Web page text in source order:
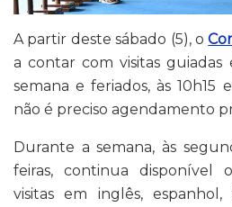
A partir deste sábado (5), o
a contar com visitas
semana e feriados, às 10h15 e
não é preciso agendamento
Durante a semana, às
feiras, continua disponível
visitas em inglês,